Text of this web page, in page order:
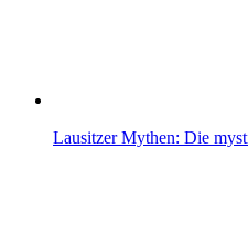
Lausitzer Mythen: Die